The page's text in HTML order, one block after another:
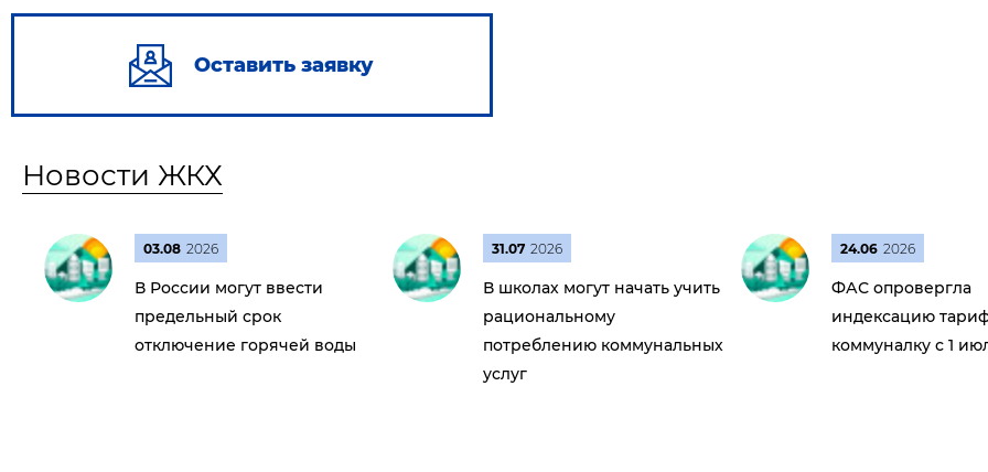
Оставить заявку
Новости ЖКХ
03.08 2026
В России могут ввести
предельный срок
отключение горячей воды
31.07 2026
В школах могут начать учить
рациональному
потреблению коммунальных
услуг
24.06 2026
ФАС опровергла
индексацию
коммуналку с 1